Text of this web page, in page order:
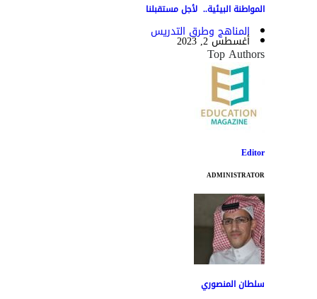
المواطنة البيئية.. لأجل مستقبلنا
المناهج وطرق التدريس
أغسطس 2, 2023
Top Authors
Editor
ADMINISTRATOR
سلطان المنصوري